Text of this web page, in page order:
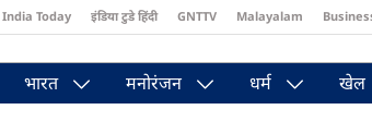
India Today इंडिया टुडे हिंदी GNTTV Malayalam
भारत मनोरंजन धर्म खेल